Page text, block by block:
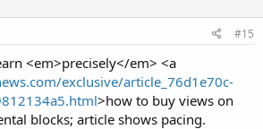
#15
<em>precisely</em> <a
exclusive/article_76d1e70c-
>how to buy views on
blocks; article shows pacing.